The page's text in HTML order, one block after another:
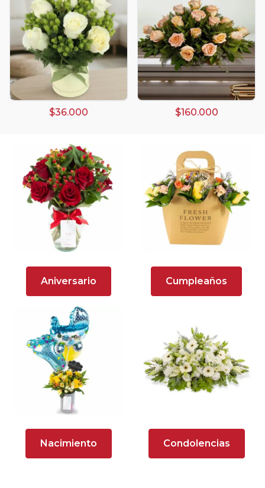
$36.000 $160.000
Aniversario Cumpleaños
Nacimiento Condolencias
Arreglos damasco
Arreglos de Globos
Arreglos Florales
Arreglos florales amarillos
Arreglos florales de color rojo
Arreglos Florales en Florero
Arreglos florales en tono blanco
Arreglos florales en tono lila
Arreglos florales en tono naranja
Arreglos Florales para Aniversario
Arreglos florales para dar agradecimiento
Arreglos Florales para Defunciones
Arreglos Florales para Eventos
Arreglos florales románticos
Ave del Paraíso (Strelitzia)